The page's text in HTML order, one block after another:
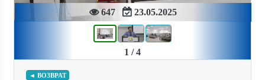
647 23.05.2025
1 / 4
◄ ВОЗВРАТ